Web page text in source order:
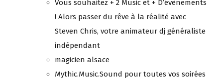
Vous souhaitez + 2 Music et + D’évènements
! Alors passer du rêve à la réalité avec
Steven Chris, votre animateur dj généraliste
indépendant
magicien alsace
Mythic.Music.Sound pour toutes vos soirées